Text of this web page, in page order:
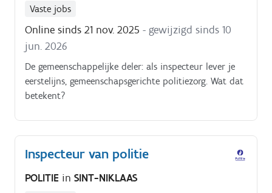
Vaste jobs
Online sinds 21 nov. 2025 - gewijzigd sinds 10
jun. 2026
De gemeenschappelijke deler: als inspecteur lever je
eerstelijns, gemeenschapsgerichte politiezorg. Wat dat
betekent?
Inspecteur van politie
POLITIE in SINT-NIKLAAS